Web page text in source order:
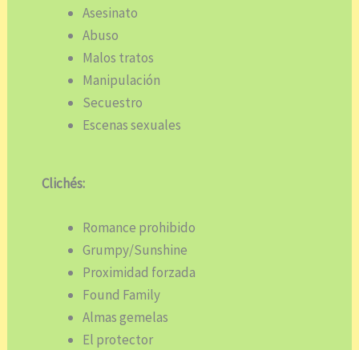
Asesinato
Abuso
Malos tratos
Manipulación
Secuestro
Escenas sexuales
Clichés:
Romance prohibido
Grumpy/Sunshine
Proximidad forzada
Found Family
Almas gemelas
El protector